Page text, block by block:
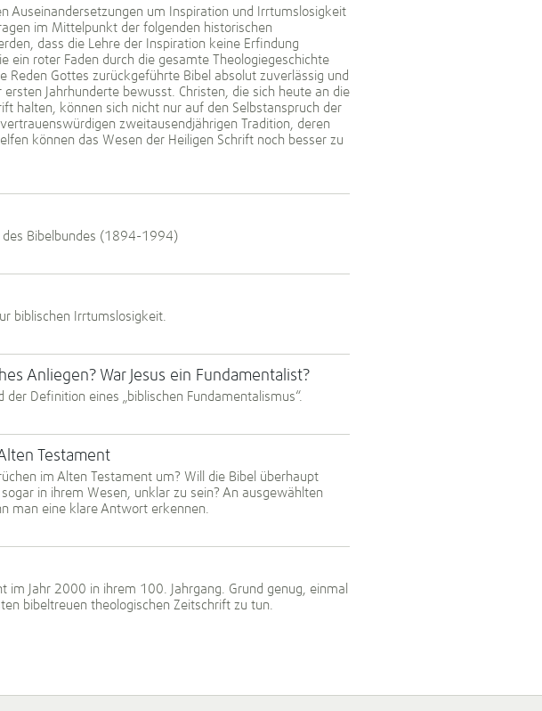
Auseinandersetzungen um Inspiration und Irrtumslosigkeit
im Mittelpunkt der folgenden historischen
dass die Lehre der Inspiration keine Erfindung
ein roter Faden durch die gesamte Theologiegeschichte
Reden Gottes zurückgeführte Bibel absolut zuverlässig und
Jahrhunderte bewusst. Christen, die sich heute an die
halten, können sich nicht nur auf den Selbstanspruch der
zweitausendjährigen Tradition, deren
können das Wesen der Heiligen Schrift noch besser zu
des Bibelbundes (1894-1994)
biblischen Irrtumslosigkeit.
Anliegen? War Jesus ein Fundamentalist?
Definition eines „biblischen Fundamentalismus“.
Testament
im Alten Testament um? Will die Bibel überhaupt
in ihrem Wesen, unklar zu sein? An ausgewählten
man eine klare Antwort erkennen.
im Jahr 2000 in ihrem 100. Jahrgang. Grund genug, einmal
bibeltreuen theologischen Zeitschrift zu tun.